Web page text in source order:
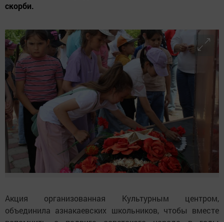
скорби.
Акция организованная Культурным центром,
объединила азнакаевских школьников, чтобы вместе